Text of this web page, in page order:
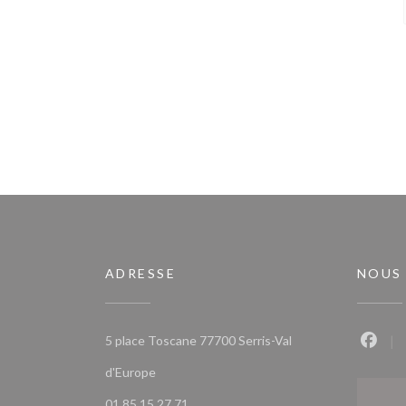
ADRESSE
5 place Toscane 77700 Serris-Val
d'Europe((ouvre une nouvelle fenêtre))